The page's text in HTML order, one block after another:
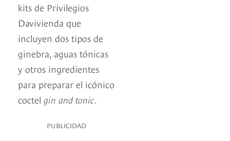
kits de Privilegios
Davivienda que
incluyen dos tipos de
ginebra, aguas tónicas
y otros ingredientes
para preparar el icónico
coctel gin and tonic.
PUBLICIDAD